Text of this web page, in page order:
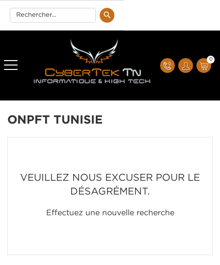
0
ONPFT TUNISIE
VEUILLEZ NOUS EXCUSER POUR LE
DÉSAGRÉMENT.
Effectuez une nouvelle recherche